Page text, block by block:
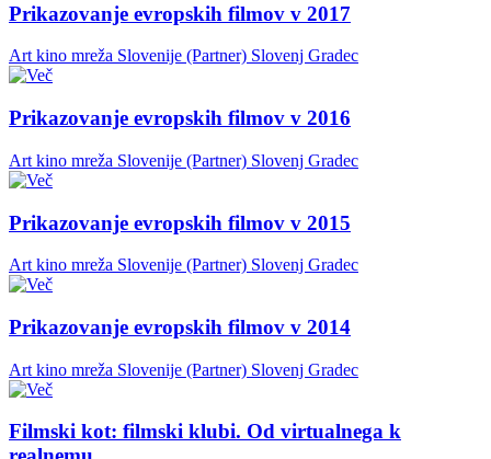
Prikazovanje evropskih filmov v 2017
Art kino mreža Slovenije (Partner) Slovenj Gradec
Prikazovanje evropskih filmov v 2016
Art kino mreža Slovenije (Partner) Slovenj Gradec
Prikazovanje evropskih filmov v 2015
Art kino mreža Slovenije (Partner) Slovenj Gradec
Prikazovanje evropskih filmov v 2014
Art kino mreža Slovenije (Partner) Slovenj Gradec
Filmski kot: filmski klubi. Od virtualnega k